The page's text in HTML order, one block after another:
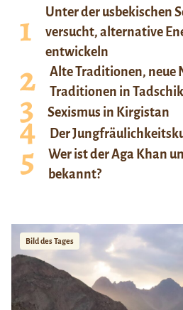
Unter der usbekischen
versucht, alternative
entwickeln
Alte Traditionen, neue
Traditionen in
Sexismus in Kirgistan
Der
Wer ist der Aga Khan
bekannt?
Bild des Tages